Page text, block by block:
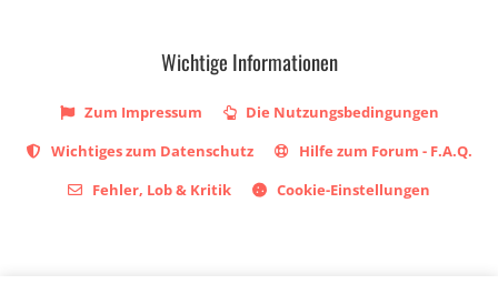
Wichtige Informationen
Zum Impressum
Die Nutzungsbedingungen
Wichtiges zum Datenschutz
Hilfe zum Forum - F.A.Q.
Fehler, Lob & Kritik
Cookie-Einstellungen